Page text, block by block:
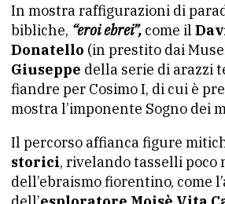
In mostra raffigurazioni di
bibliche, “eroi ebrei”, come il
Donatello (in prestito dai
Giuseppe della serie di arazzi
fiandre per Cosimo I, di cui è
mostra l’imponente Sogno dei
Il percorso affianca figure
storici, rivelando tasselli poco
dell’ebraismo fiorentino, come